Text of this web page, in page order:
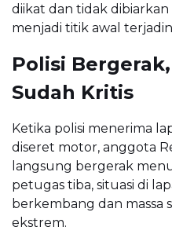
diikat dan tidak
menjadi titik awal
Polisi
Sudah Kritis
Ketika polisi menerima
diseret motor, anggota
langsung bergerak
petugas tiba, situasi di
berkembang dan massa
ekstrem.